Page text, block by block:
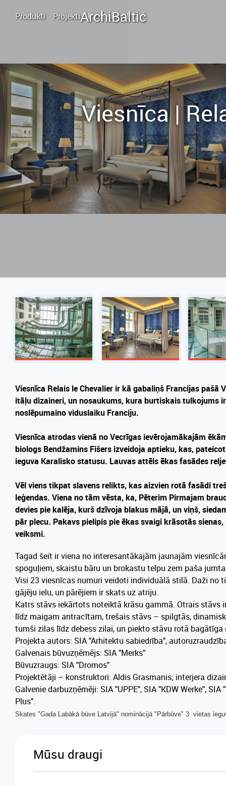
ArchiBaltic
Produkti Projekti Profesionāļi .
.
.
Viesnīca |
Viesnīca Relais le Chevalier ir kā gabaliņš Francijas
itāļu dizaineri, un nosaukums, kura burtiskais tulkojums
noslēpumaino viduslaiku Franciju.
Viesnīca atrodas vienā no Vecrīgas ievērojamākajām
biologs Bendžamins Fišers izveidoja aptieku, kas,
ieguva Karalisko statusu. Lauvas attēls ēkas fasādes
Vēl viens tikpat slavens relikts, kas aizvien rotā fasādi
leģendas. Viena no tām vēsta, ka, Pēterim Pirmajam
devies pie kalēja, kurš dzīvoja blakus mājā, un viņš,
pār plecu. Pakavs pielipis pie ēkas svaigi krāsotās
veiksmi.
Tagad šeit ir viena no interesantākajām jaunajām
spoguļiem, skaistu bāru un brokastu telpu zem paša
Visi 23 viesnīcas numuri veidoti individuālā stilā. Daži no
gājēju ielu, un pārējiem ir skats uz atriju.
Katrs stāvs iekārtots noteiktā krāsu gammā. Otrais stāvs
līdz maigam antracītam, trešais stāvs – spilgtās,
tumši zilas līdz debess zilai, un piekto stāvu rotā
Projekta autors: SIA "Arhitektu sabiedrība",
Galvenais būvuzņēmējs: SIA "Merks"
Būvuzraugs: SIA "Dromos"
Projektētāji – konstruktori: Aldis Grasmanis; interjera
Galvenie darbuzņēmēji: SIA "UPPE", SIA "KDW Werke",
Plus".
Skates "Gada Labākā būve Latvijā" nominācijā "Pārbūve" 3. vietas
Mūsu draugi